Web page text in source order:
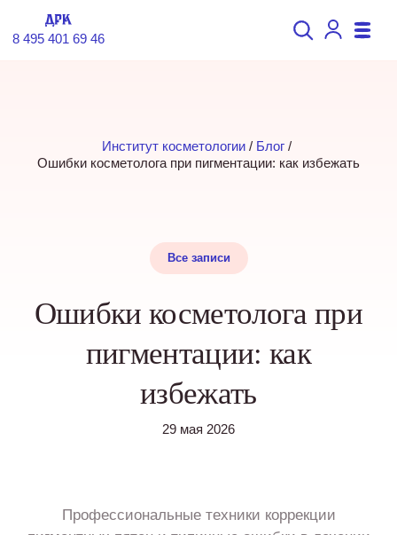
8 495 401 69 46
Институт косметологии / Блог /
Ошибки косметолога при пигментации: как избежать
Все записи
Ошибки косметолога при
пигментации: как
избежать
29 мая 2026
Профессиональные техники коррекции